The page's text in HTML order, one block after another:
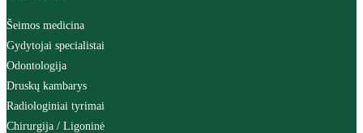
Šeimos medicina
Gydytojai specialistai
Odontologija
Druskų kambarys
Radiologiniai tyrimai
Chirurgija / Ligoninė